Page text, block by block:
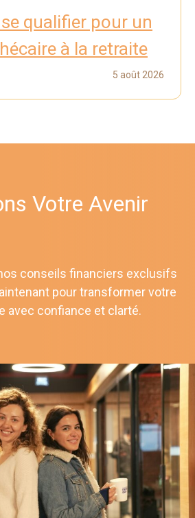
qualifier pour un
à la retraite
5 août 2026
Votre Avenir
conseils financiers exclusifs
pour transformer votre
avec confiance et clarté.